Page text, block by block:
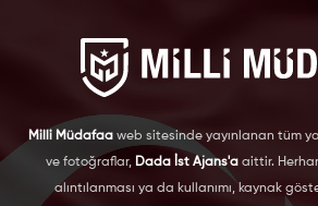
Milli Müdafaa web sitesinde yayınlanan tüm
ve fotoğraflar, Dada İst Ajans'aaittir.
alıntılanması ya da kullanımı, kaynak